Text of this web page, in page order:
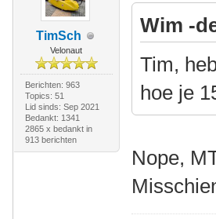
TimSch
Velonaut
Berichten: 963
Topics: 51
Lid sinds: Sep 2021
Bedankt: 1341
2865 x bedankt in
913 berichten
Wim -
Tim,
hoe je
Nope,